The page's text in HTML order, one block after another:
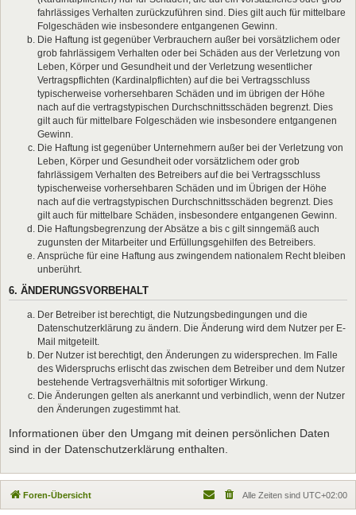
fahrlässiges Verhalten zurückzuführen sind. Dies gilt auch für mittelbare
Folgeschäden wie insbesondere entgangenen Gewinn.
Die Haftung ist gegenüber Verbrauchern außer bei vorsätzlichem oder
grob fahrlässigem Verhalten oder bei Schäden aus der Verletzung von
Leben, Körper und Gesundheit und der Verletzung wesentlicher
Vertragspflichten (Kardinalpflichten) auf die bei Vertragsschluss
typischerweise vorhersehbaren Schäden und im übrigen der Höhe
nach auf die vertragstypischen Durchschnittsschäden begrenzt. Dies
gilt auch für mittelbare Folgeschäden wie insbesondere entgangenen
Gewinn.
Die Haftung ist gegenüber Unternehmern außer bei der Verletzung von
Leben, Körper und Gesundheit oder vorsätzlichem oder grob
fahrlässigem Verhalten des Betreibers auf die bei Vertragsschluss
typischerweise vorhersehbaren Schäden und im Übrigen der Höhe
nach auf die vertragstypischen Durchschnittsschäden begrenzt. Dies
gilt auch für mittelbare Schäden, insbesondere entgangenen Gewinn.
Die Haftungsbegrenzung der Absätze a bis c gilt sinngemäß auch
zugunsten der Mitarbeiter und Erfüllungsgehilfen des Betreibers.
Ansprüche für eine Haftung aus zwingendem nationalem Recht bleiben
unberührt.
6. ÄNDERUNGSVORBEHALT
Der Betreiber ist berechtigt, die Nutzungsbedingungen und die
Datenschutzerklärung zu ändern. Die Änderung wird dem Nutzer per E-
Mail mitgeteilt.
Der Nutzer ist berechtigt, den Änderungen zu widersprechen. Im Falle
des Widerspruchs erlischt das zwischen dem Betreiber und dem Nutzer
bestehende Vertragsverhältnis mit sofortiger Wirkung.
Die Änderungen gelten als anerkannt und verbindlich, wenn der Nutzer
den Änderungen zugestimmt hat.
Informationen über den Umgang mit deinen persönlichen Daten
sind in der Datenschutzerklärung enthalten.
Foren-Übersicht Alle Zeiten sind UTC+02:00